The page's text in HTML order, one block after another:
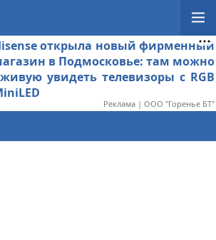
открыла новый фирменный
в Подмосковье: там можно
увидеть телевизоры с RGB
Реклама | ООО "Горенье БТ"